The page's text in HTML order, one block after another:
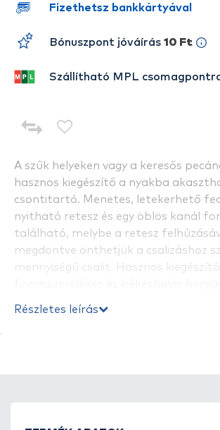
A szűk helyeken vagy a keresős
hasznos kiegészítő a nyakba
csontitartó. Menetes, letekerhető
nyitható retesz és egy öblös kanál
található, melybe a retesz
megdöntve önthetjük a csalizáshoz
mennyiségű csalit. Hasznos
Részletes leírás
Fizethetsz bankkártyával
Bónuszpont jóváírás 10 Ft
Szállítható MPL